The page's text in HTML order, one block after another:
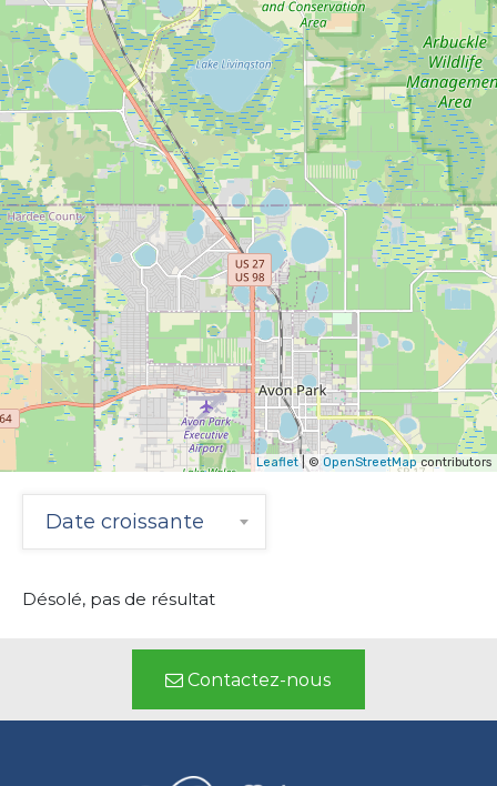
Leaflet| © OpenStreetMap contributors
Date croissante
Désolé, pas de résultat
Contactez-nous